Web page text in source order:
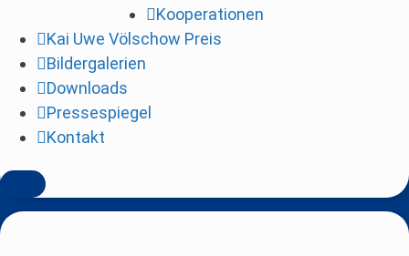
Kooperationen
Kai Uwe Völschow Preis
Bildergalerien
Downloads
Pressespiegel
Kontakt